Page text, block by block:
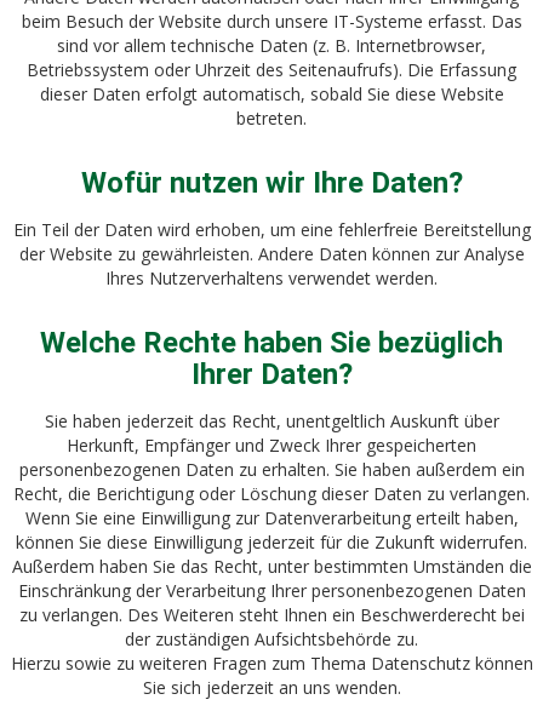
beim Besuch der Website durch unsere IT-Systeme erfasst. Das
sind vor allem technische Daten (z. B. Internetbrowser,
Betriebssystem oder Uhrzeit des Seitenaufrufs). Die Erfassung
dieser Daten erfolgt automatisch, sobald Sie diese Website
betreten.
Wofür nutzen wir Ihre Daten?
Ein Teil der Daten wird erhoben, um eine fehlerfreie Bereitstellung
der Website zu gewährleisten. Andere Daten können zur Analyse
Ihres Nutzerverhaltens verwendet werden.
Welche Rechte haben Sie bezüglich
Ihrer Daten?
Sie haben jederzeit das Recht, unentgeltlich Auskunft über
Herkunft, Empfänger und Zweck Ihrer gespeicherten
personenbezogenen Daten zu erhalten. Sie haben außerdem ein
Recht, die Berichtigung oder Löschung dieser Daten zu verlangen.
Wenn Sie eine Einwilligung zur Datenverarbeitung erteilt haben,
können Sie diese Einwilligung jederzeit für die Zukunft widerrufen.
Außerdem haben Sie das Recht, unter bestimmten Umständen die
Einschränkung der Verarbeitung Ihrer personenbezogenen Daten
zu verlangen. Des Weiteren steht Ihnen ein Beschwerderecht bei
der zuständigen Aufsichtsbehörde zu.
Hierzu sowie zu weiteren Fragen zum Thema Datenschutz können
Sie sich jederzeit an uns wenden.